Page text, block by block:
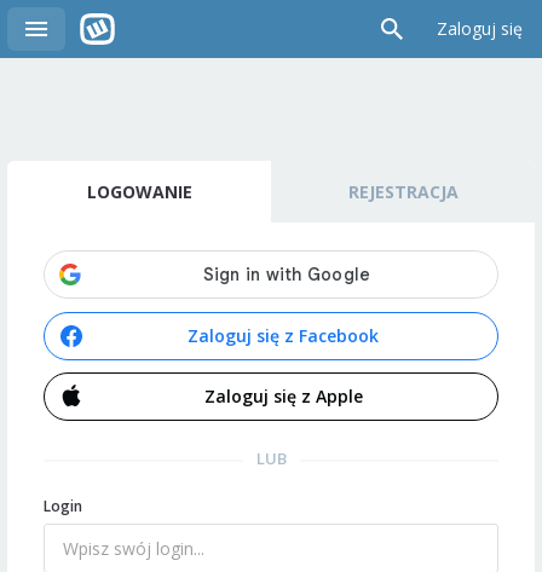
Zaloguj się
LOGOWANIE REJESTRACJA
Zaloguj się z Facebook
Zaloguj się z Apple
LUB
Login